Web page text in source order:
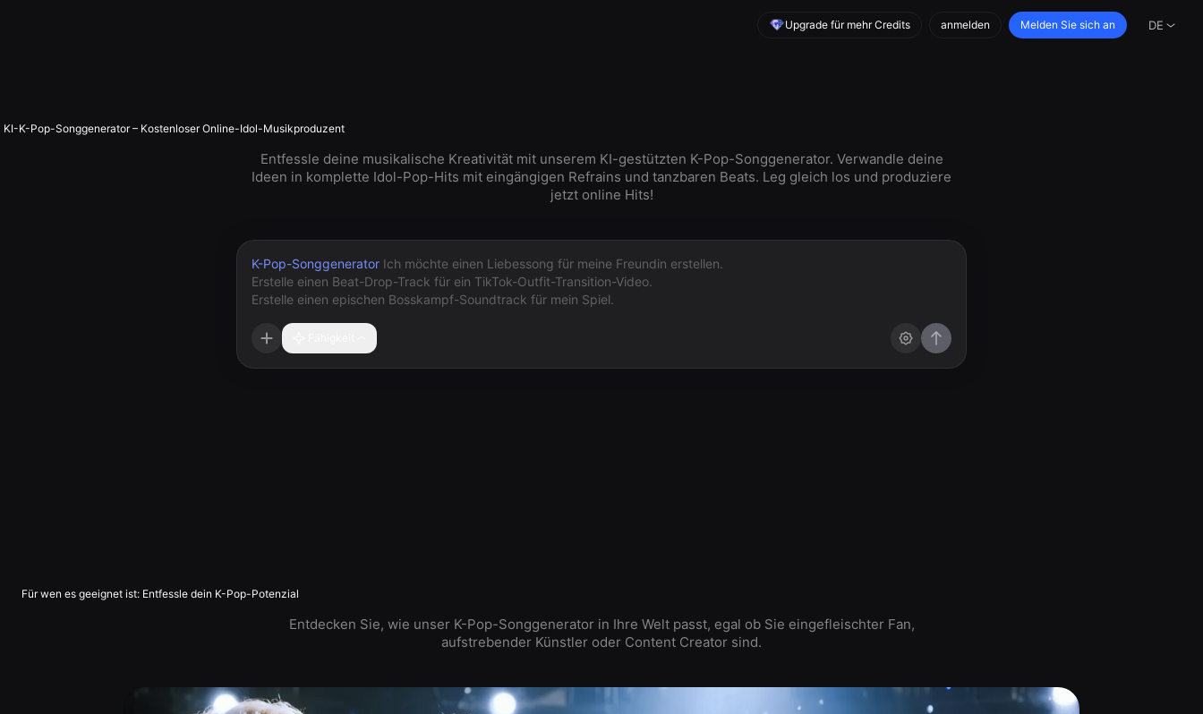
Upgrade für mehr Credits anmelden Melden Sie sich an DE
KI-K-Pop-Songgenerator – Kostenloser Online-Idol-Musikproduzent
Entfessle deine musikalische Kreativität mit unserem KI-gestützten K-Pop-Songgenerator. Verwandle deine
Ideen in komplette Idol-Pop-Hits mit eingängigen Refrains und tanzbaren Beats. Leg gleich los und produziere
jetzt online Hits!
K-Pop-Songgenerator
Für wen es geeignet ist: Entfessle dein K-Pop-Potenzial
Entdecken Sie, wie unser K-Pop-Songgenerator in Ihre Welt passt, egal ob Sie eingefleischter Fan,
aufstrebender Künstler oder Content Creator sind.